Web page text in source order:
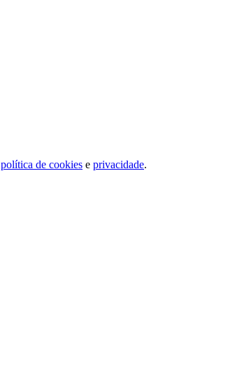
política de cookies e privacidade.